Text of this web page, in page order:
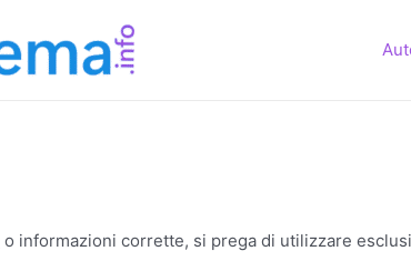
o informazioni corrette, si prega di utilizzare